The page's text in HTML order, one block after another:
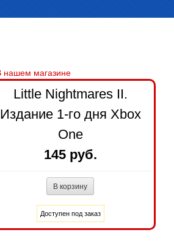
Little Nightmares II.
Издание 1-го дня Xbox
One
145 руб.